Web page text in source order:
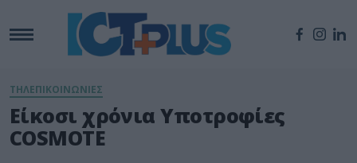
ΤΗΛΕΠΙΚΟΙΝΩΝΙΕΣ
Είκοσι χρόνια Υποτροφίες
COSMOTE